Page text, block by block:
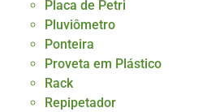
Placa de Petri
Pluviômetro
Ponteira
Proveta em Plástico
Rack
Repipetador